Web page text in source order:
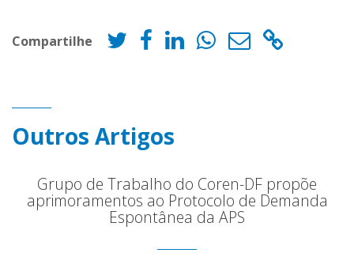
Compartilhe
Outros Artigos
Grupo de Trabalho do Coren-DF propõe
aprimoramentos ao Protocolo de Demanda
Espontânea da APS